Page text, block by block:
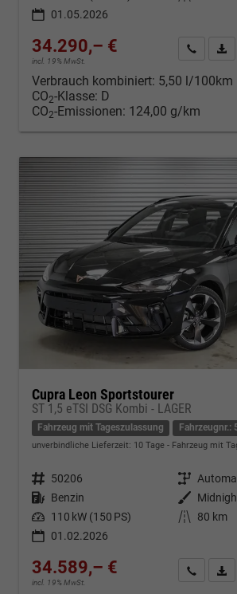
01.05.2026
34.290,– €
incl. 19% MwSt.
Kontakt
Verbrauch kombiniert: 5,50 l/100km
CO2-Klasse: D
CO2-Emissionen: 124,00 g/km
Cupra Leon Sportstourer
ST 1,5 eTSI DSG Kombi - LAGER
Fahrzeug mit Tageszulassung Fahrzeugnr.:
unverbindliche Lieferzeit: 10 Tage Fahrzeug mit
Fahrzeugnr. 50206 Getriebe
Kraftstoff Benzin Außenfarbe
Leistung 110 kW (150 PS) Kilometerstand
80 km
01.02.2026
34.589,– €
incl. 19% MwSt.
Kontakt